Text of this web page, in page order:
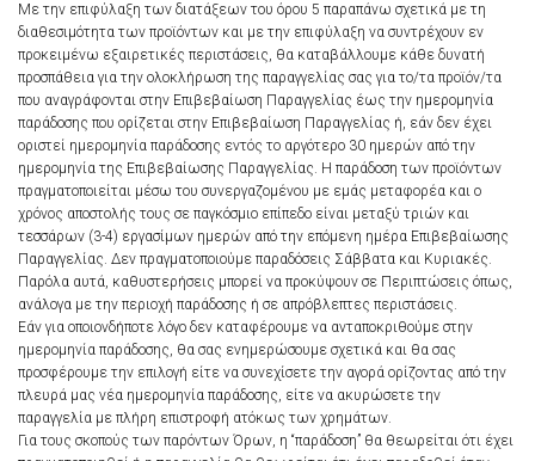
Με την επιφύλαξη των διατάξεων του όρου 5 παραπάνω σχετικά με τη
διαθεσιμότητα των προϊόντων και με την επιφύλαξη να συντρέχουν εν
προκειμένω εξαιρετικές περιστάσεις, θα καταβάλλουμε κάθε δυνατή
προσπάθεια για την ολοκλήρωση της παραγγελίας σας για το/τα προϊόν/τα
που αναγράφονται στην Επιβεβαίωση Παραγγελίας έως την ημερομηνία
παράδοσης που ορίζεται στην Επιβεβαίωση Παραγγελίας ή, εάν δεν έχει
οριστεί ημερομηνία παράδοσης εντός το αργότερο 30 ημερών από την
ημερομηνία της Επιβεβαίωσης Παραγγελίας. Η παράδοση των προϊόντων
πραγματοποιείται μέσω του συνεργαζομένου με εμάς μεταφορέα και ο
χρόνος αποστολής τους σε παγκόσμιο επίπεδο είναι μεταξύ τριών και
τεσσάρων (3-4) εργασίμων ημερών από την επόμενη ημέρα Επιβεβαίωσης
Παραγγελίας. Δεν πραγματοποιούμε παραδόσεις Σάββατα και Κυριακές.
Παρόλα αυτά, καθυστερήσεις μπορεί να προκύψουν σε Περιπτώσεις όπως,
ανάλογα με την περιοχή παράδοσης ή σε απρόβλεπτες περιστάσεις.
Εάν για οποιονδήποτε λόγο δεν καταφέρουμε να ανταποκριθούμε στην
ημερομηνία παράδοσης, θα σας ενημερώσουμε σχετικά και θα σας
προσφέρουμε την επιλογή είτε να συνεχίσετε την αγορά ορίζοντας από την
πλευρά μας νέα ημερομηνία παράδοσης, είτε να ακυρώσετε την
παραγγελία με πλήρη επιστροφή ατόκως των χρημάτων.
Για τους σκοπούς των παρόντων Όρων, η “παράδοση” θα θεωρείται ότι έχει